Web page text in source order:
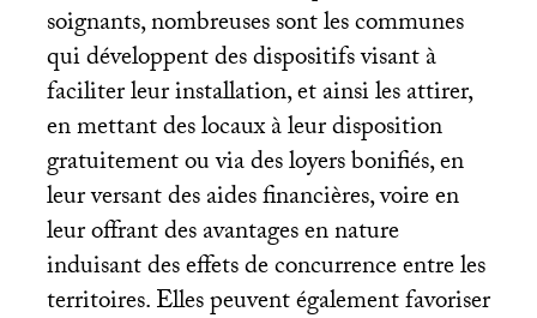
soignants, nombreuses sont les communes
qui développent des dispositifs visant à
faciliter leur installation, et ainsi les attirer,
en mettant des locaux à leur disposition
gratuitement ou via des loyers bonifiés, en
leur versant des aides financières, voire en
leur offrant des avantages en nature
induisant des effets de concurrence entre les
territoires. Elles peuvent également favoriser